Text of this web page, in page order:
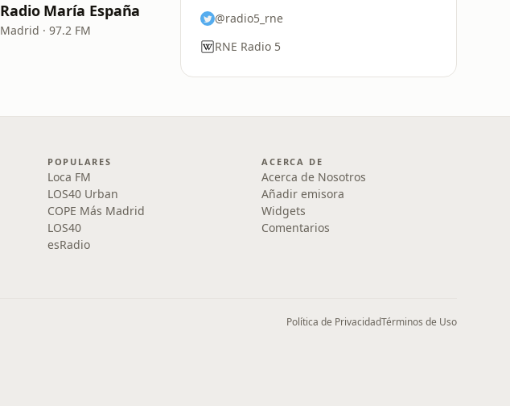
Radio María España
Madrid · 97.2 FM
@radio5_rne
RNE Radio 5
POPULARES
Loca FM
LOS40 Urban
COPE Más Madrid
LOS40
esRadio
ACERCA DE
Acerca de Nosotros
Añadir emisora
Widgets
Comentarios
Política de PrivacidadTérminos de Uso